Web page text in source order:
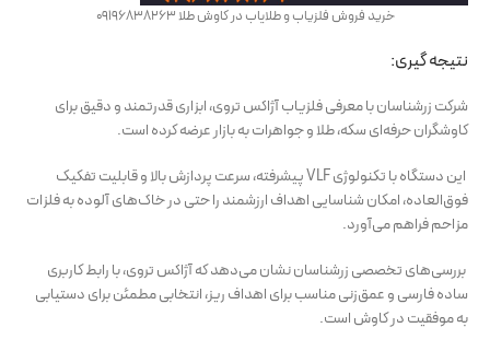
خرید فروش فلزیاب و طلایاب در کاوش طلا 09196838263
نتیجه گیری:
شرکت زرشناسان با معرفی فلزیاب آژاکس تروی، ابزاری قدرتمند و دقیق برای
کاوشگران حرفه‌ای سکه، طلا و جواهرات به بازار عرضه کرده است.
این دستگاه با تکنولوژی VLF پیشرفته، سرعت پردازش بالا و قابلیت تفکیک
فوق‌العاده، امکان شناسایی اهداف ارزشمند را حتی در خاک‌های آلوده به فلزات
مزاحم فراهم می‌آورد.
بررسی‌های تخصصی زرشناسان نشان می‌دهد که آژاکس تروی، با رابط کاربری
ساده فارسی و عمق‌زنی مناسب برای اهداف ریز، انتخابی مطمئن برای دستیابی
به موفقیت در کاوش است.